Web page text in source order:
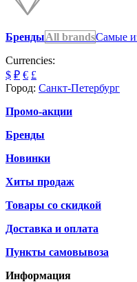
БрендыAll brandsСамые
Currencies:
$ ₽ € £
Город: Санкт-Петербург
Промо-акции
Бренды
Новинки
Хиты продаж
Товары со скидкой
Доставка и оплата
Пункты самовывоза
Информация